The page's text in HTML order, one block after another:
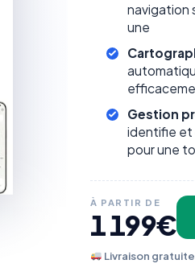
navigation
une
Gestion
identifie et
pour une
À PARTIR DE
1 199€
Livraison gratuite